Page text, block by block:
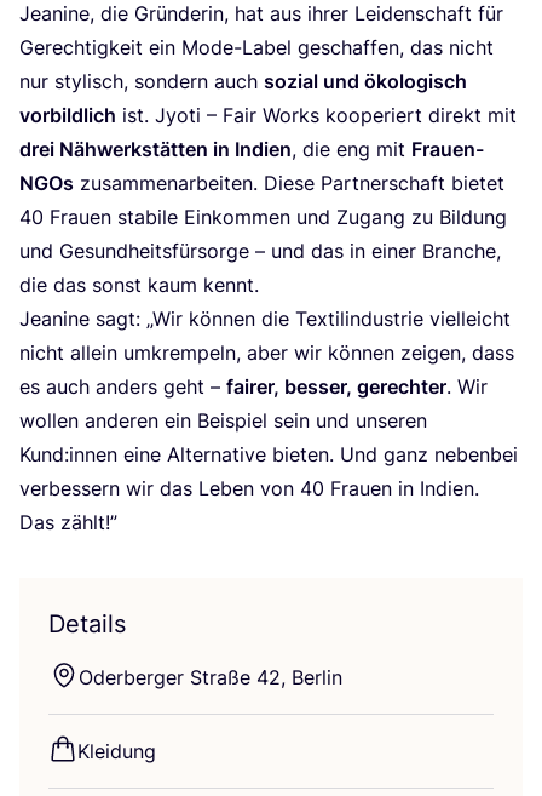
Jea­ni­ne, die Grün­de­rin, hat aus ihrer Lei­den­schaft für
Gerech­tig­keit ein Mode-Label geschaf­fen, das nicht
nur sty­lisch, son­dern auch sozi­al und öko­lo­gisch
vor­bild­lich ist. Jyo­ti – Fair Works koope­riert direkt mit
drei Näh­werk­stät­ten in Indi­en, die eng mit Frau­en-
NGOs zusam­men­ar­bei­ten. Die­se Part­ner­schaft bie­tet
40 Frau­en sta­bi­le Ein­kom­men und Zugang zu Bil­dung
und Gesund­heits­für­sor­ge – und das in einer Bran­che,
die das sonst kaum kennt.
Jea­ni­ne sagt: „Wir kön­nen die Tex­til­in­dus­trie viel­leicht
nicht allein umkrem­peln, aber wir kön­nen zei­gen, dass
es auch anders geht – fai­rer, bes­ser, gerech­ter. Wir
wol­len ande­ren ein Bei­spiel sein und unse­ren
Kund:innen eine Alter­na­ti­ve bie­ten. Und ganz neben­bei
ver­bes­sern wir das Leben von 40 Frau­en in Indi­en.
Das zählt!”
Details
Oder­ber­ger Stra­ße 42, Berlin
Klei­dung